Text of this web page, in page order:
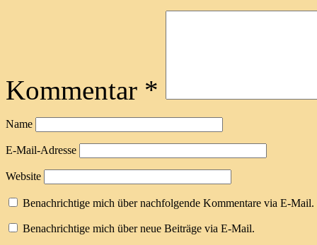
Kommentar *
Name
E-Mail-Adresse
Website
Benachrichtige mich über nachfolgende Kommentare via E-Mail.
Benachrichtige mich über neue Beiträge via E-Mail.